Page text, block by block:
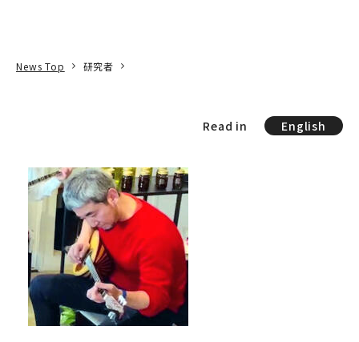
News Top 研究者
Read in English